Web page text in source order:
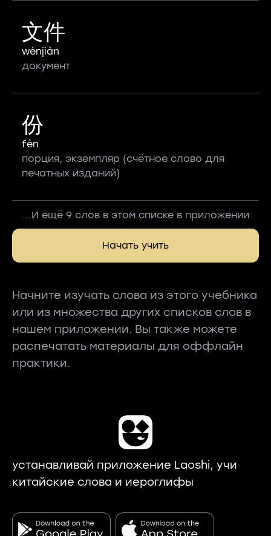
文件
wénjiàn
документ
份
fèn
порция, экземпляр (счётное слово для
печатных изданий)
...И ещё 9 слов в этом списке в приложении
Начать учить
Начните изучать слова из этого учебника
или из множества других списков слов в
нашем приложении. Вы также можете
распечатать материалы для оффлайн
практики.
устанавливай приложение Laoshi, учи
китайские слова и иероглифы